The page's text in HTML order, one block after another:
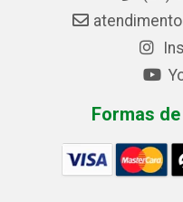
Formas